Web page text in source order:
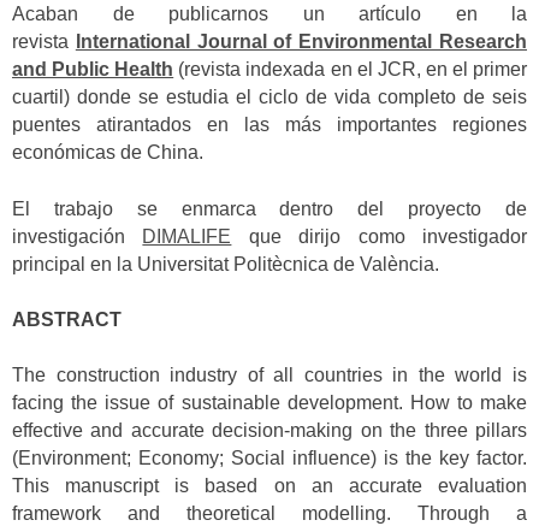
Acaban de publicarnos un artículo en la
revista
International Journal of Environmental Research
and Public Health (revista indexada en el JCR, en el primer
cuartil) donde se estudia el ciclo de vida completo de seis
puentes atirantados en las más importantes regiones
económicas de China.
El trabajo se enmarca dentro del proyecto de
investigación DIMALIFE que dirijo como investigador
principal en la Universitat Politècnica de València.
ABSTRACT
The construction industry of all countries in the world is
facing the issue of sustainable development. How to make
effective and accurate decision-making on the three pillars
(Environment; Economy; Social influence) is the key factor.
This manuscript is based on an accurate evaluation
framework and theoretical modelling. Through a